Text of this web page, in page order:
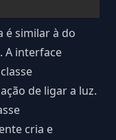
é similar à do
A interface
de ligar a luz.
cria e